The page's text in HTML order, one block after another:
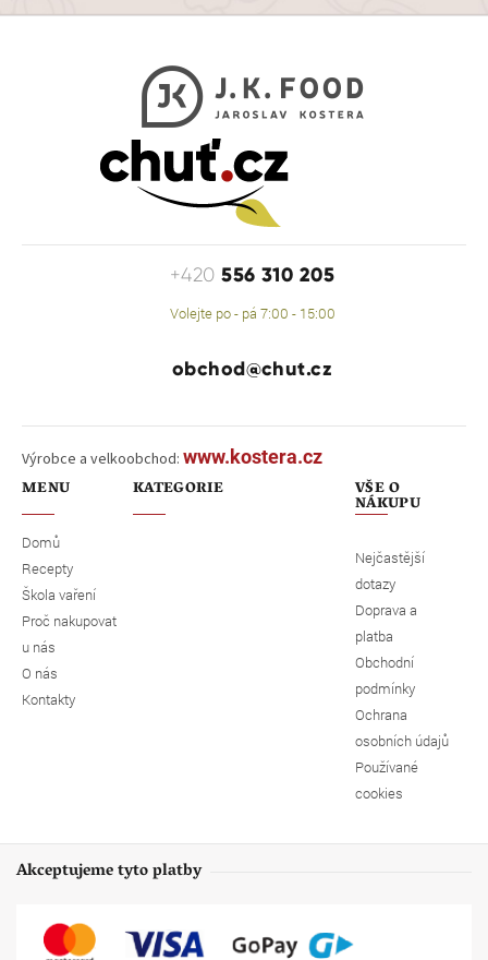
+420556 310 205
Volejte po - pá 7:00 - 15:00
obchod@chut.cz
Výrobce a velkoobchod: www.kostera.cz
MENU
Domů
Recepty
Škola vaření
Proč nakupovat
u nás
O nás
Kontakty
KATEGORIE VŠE O
NÁKUPU
Nejčastější
dotazy
Doprava a
platba
Obchodní
podmínky
Ochrana
osobních údajů
Používané
cookies
Akceptujeme tyto platby